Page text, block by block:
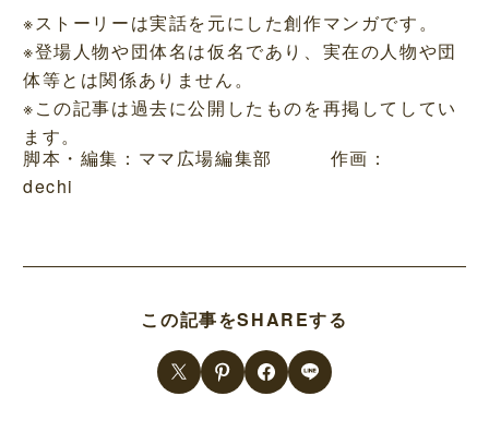
※ストーリーは実話を元にした創作マンガです。
※登場人物や団体名は仮名であり、実在の人物や団
体等とは関係ありません。
※この記事は過去に公開したものを再掲してしてい
ます。
脚本・編集：ママ広場編集部 作画：
dechi
この記事をSHAREする